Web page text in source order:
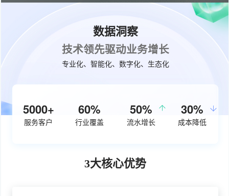
数据洞察
技术领先驱动业务增长
专业化、智能化、数字化、生态化
5000+
服务客户
60%
行业覆盖
50%
流水增长
30%
成本降低
3大核心优势